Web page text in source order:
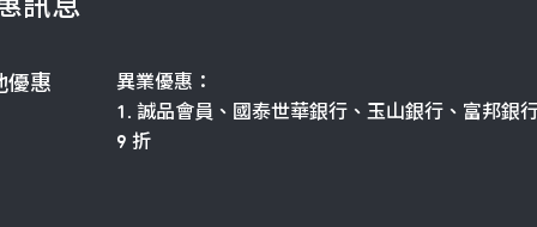
訊息
優惠
異業優惠：
1. 誠品會員、國泰世華銀行、玉山銀行、富邦銀
9 折